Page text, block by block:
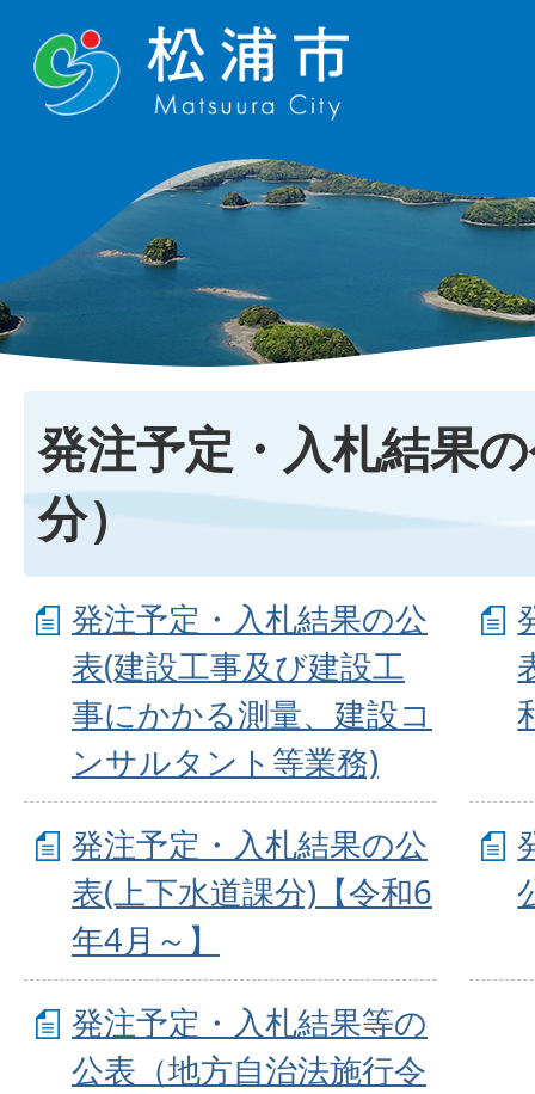
発注予定・入札結果
分）
発注予定・入札結果の公
表(建設工事及び建設工
事にかかる測量、建設コ
ンサルタント等業務)
発注予定・入札結果の公
表(上下水道課分)【令和6
年4月～】
発注予定・入札結果等の
公表（地方自治法施行令